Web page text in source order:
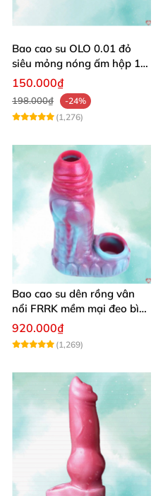
Bao cao su OLO 0.01 đỏ
siêu mỏng nóng ấm hộp 10
cái
150.000₫
198.000₫
-24%
(1,276)
Bao cao su dên rồng vân
nổi FRRK mềm mại đeo bìu
tăng khoái cảm
920.000₫
(1,269)